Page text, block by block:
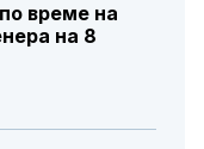
време на
на 8